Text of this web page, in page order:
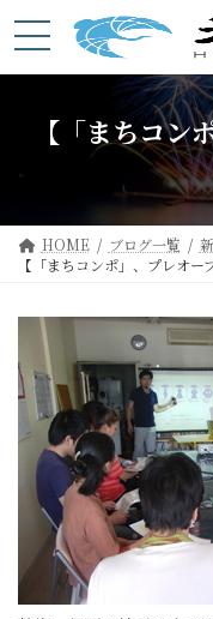
ン
プ
ビ
動
【「まちコン
HOME ブログ一覧
【「まちコンポ」、プレオー